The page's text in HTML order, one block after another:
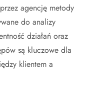
agencję metody
do analizy
działań oraz
są kluczowe dla
klientem a